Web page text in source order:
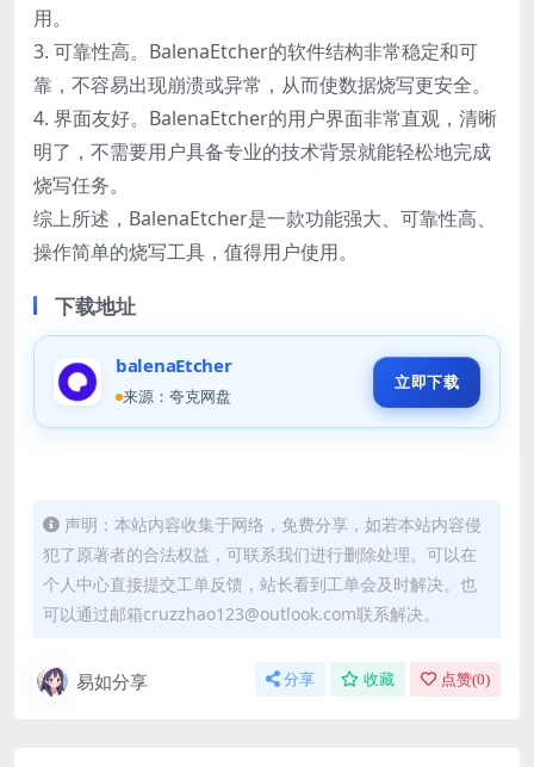
用。
3. 可靠性高。BalenaEtcher的软件结构非常稳定和可
靠，不容易出现崩溃或异常，从而使数据烧写更安全。
4. 界面友好。BalenaEtcher的用户界面非常直观，清晰
明了，不需要用户具备专业的技术背景就能轻松地完成
烧写任务。
综上所述，BalenaEtcher是一款功能强大、可靠性高、
操作简单的烧写工具，值得用户使用。
下载地址
balenaEtcher
来源：夸克网盘
立即下载
声明：本站内容收集于网络，免费分享，如若本站内容侵
犯了原著者的合法权益，可联系我们进行删除处理。可以在
个人中心直接提交工单反馈，站长看到工单会及时解决。也
可以通过邮箱cruzzhao123@outlook.com联系解决。
易如分享 分享 收藏 点赞(0)